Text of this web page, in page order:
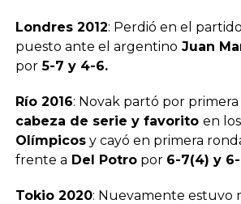
Londres 2012: Perdió en el
puesto ante el argentino Juan
por5-7 y 4-6.
Río 2016: Novak partó por
cabeza de serie y favorito en los
Olímpicosy cayó en primera
frente a Del Potropor 6-7(4) y
Tokio 2020: Nuevamente estuvo